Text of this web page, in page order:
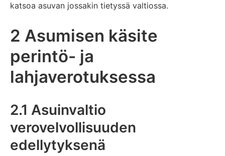
katsoa asuvan jossakin tietyssä valtiossa.
2 Asumisen käsite
perintö- ja
lahjaverotuksessa
2.1 Asuinvaltio
verovelvollisuuden
edellytyksenä